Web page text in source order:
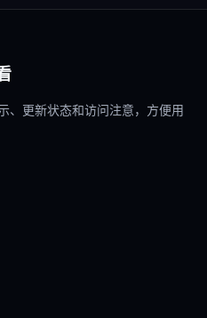
、更新状态和访问注意，方便用